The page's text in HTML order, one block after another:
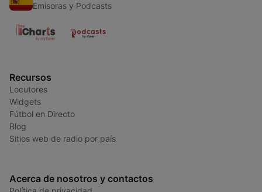
Emisoras y Podcasts
Recursos
Locutores
Widgets
Fútbol en Directo
Blog
Sitios web de radio por país
Acerca de nosotros y contactos